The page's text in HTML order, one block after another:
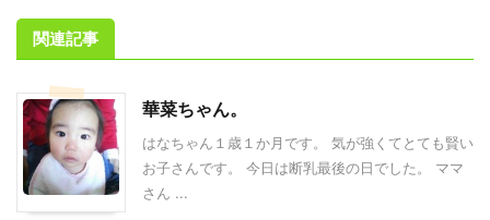
関連記事
華菜ちゃん。
はなちゃん１歳１か月です。 気が強くてとても賢い
お子さんです。 今日は断乳最後の日でした。 ママ
さん ...